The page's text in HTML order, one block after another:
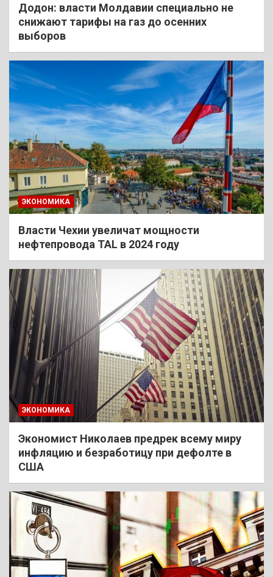
Додон: власти Молдавии специально не
снижают тарифы на газ до осенних
выборов
ЭКОНОМИКА
Власти Чехии увеличат мощности
нефтепровода TAL в 2024 году
ЭКОНОМИКА
Экономист Николаев предрек всему миру
инфляцию и безработицу при дефолте в
США